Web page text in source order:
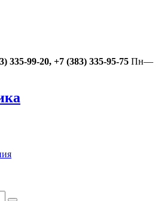
335-99-20, +7 (383) 335-95-75 Пн—